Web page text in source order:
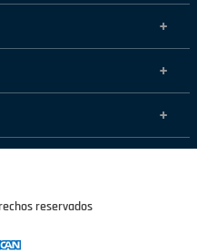
+
+
+
reservados